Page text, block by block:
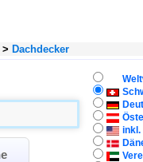
> Dachdecker
inkl.